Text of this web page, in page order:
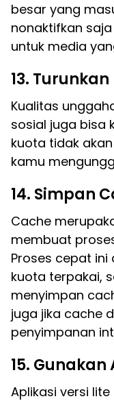
besar yang
nonaktifkan
untuk media
13.
Kualitas
sosial juga bisa
kuota tidak
kamu
14. Simpan
Cache
membuat
Proses cepat
kuota terpakai,
menyimpan
juga jika cache
penyimpanan
15.
Aplikasi versi